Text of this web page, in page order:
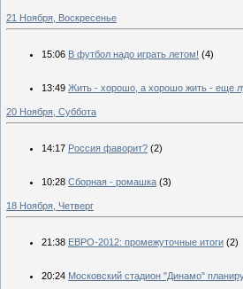
21 Ноября, Воскресенье
15:06 В футбол надо играть летом! (4)
13:49 Жить - хорошо, а хорошо жить - еще
20 Ноября, Суббота
14:17 Россия фаворит? (2)
10:28 Cборная - ромашка (3)
18 Ноября, Четверг
21:38 ЕВРО-2012: промежуточные итоги (2)
20:24 Московский стадион "Динамо"